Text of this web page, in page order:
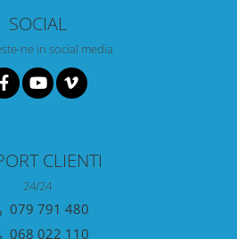
SOCIAL
ne in social media
CLIENTI
24/24
079 791 480
068 022 110